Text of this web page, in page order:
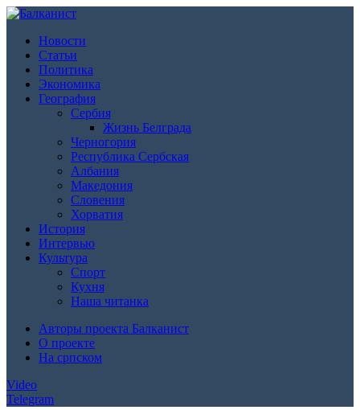
Новости
Статьи
Политика
Экономика
География
Сербия
Жизнь Белграда
Черногория
Республика Сербская
Албания
Македония
Словения
Хорватия
История
Интервью
Культура
Спорт
Кухня
Наша читанка
Авторы проекта Балканист
О проекте
На српском
Video
Telegram